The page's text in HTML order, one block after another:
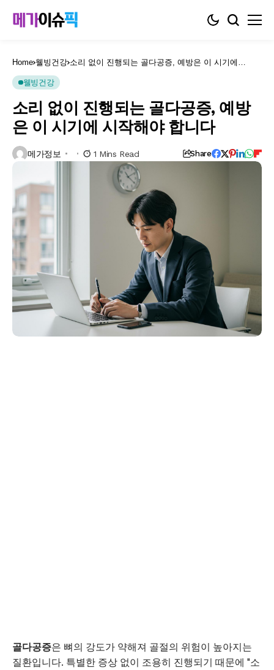
Home 웰빙건강 소리 없이 진행되는 골다공증, 예방은 이 시기에
웰빙건강
소리 없이 진행되는 골다공증, 예방
은 이 시기에 시작해야 합니다
메가정보 1 Mins Read Share
골다공증은 뼈의 강도가 약해져 골절의 위험이 높아지는
질환입니다. 특별한 증상 없이 조용히 진행되기 때문에 "소